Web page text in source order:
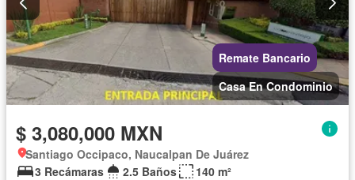
Remate Bancario
Casa En Condominio
$ 3,080,000 MXN
Santiago Occipaco, Naucalpan De Juárez
3 Recámaras
2.5 Baños
140 m²